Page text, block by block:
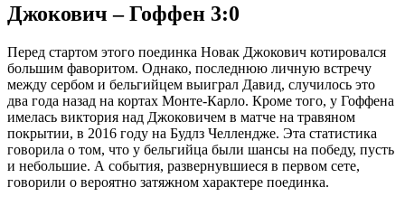
Джокович – Гоффен 3:0
Перед стартом этого поединка Новак Джокович котировался
большим фаворитом. Однако, последнюю личную встречу
между сербом и бельгийцем выиграл Давид, случилось это
два года назад на кортах Монте-Карло. Кроме того, у Гоффена
имелась виктория над Джоковичем в матче на травяном
покрытии, в 2016 году на Будлз Челлендже. Эта статистика
говорила о том, что у бельгийца были шансы на победу, пусть
и небольшие. А события, развернувшиеся в первом сете,
говорили о вероятно затяжном характере поединка.